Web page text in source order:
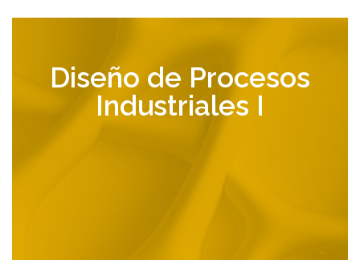
de
la
navegación
Diseño de Procesos
Industriales I